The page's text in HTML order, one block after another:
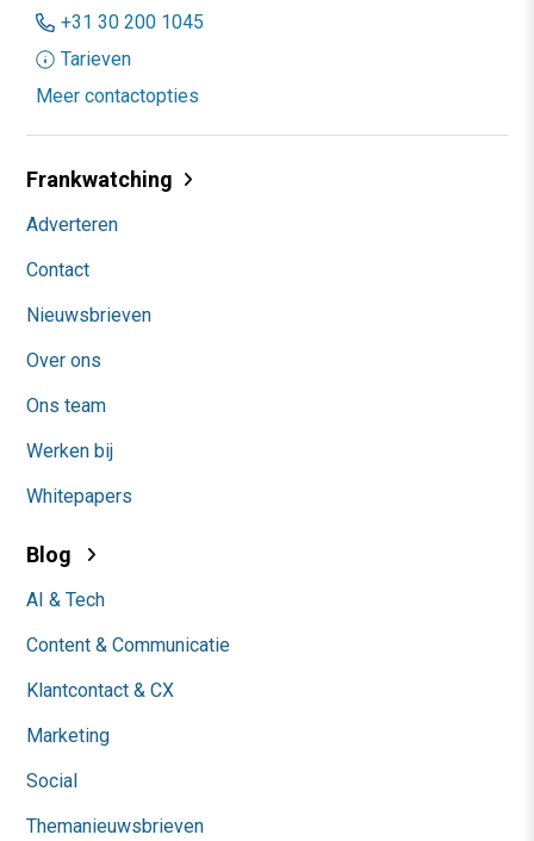
+31 30 200 1045
Tarieven
Meer contactopties
Frankwatching
Adverteren
Contact
Nieuwsbrieven
Over ons
Ons team
Werken bij
Whitepapers
Blog
AI & Tech
Content & Communicatie
Klantcontact & CX
Marketing
Social
Themanieuwsbrieven